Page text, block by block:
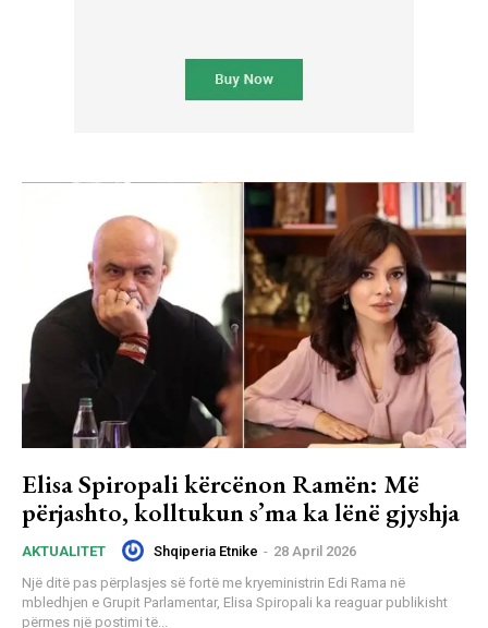
Elisa Spiropali kërcënon Ramën: Më
përjashto, kolltukun s’ma ka lënë gjyshja
AKTUALITET Shqiperia Etnike - 28 April 2026
Një ditë pas përplasjes së fortë me kryeministrin Edi Rama në
mbledhjen e Grupit Parlamentar, Elisa Spiropali ka reaguar publikisht
përmes një postimi të...